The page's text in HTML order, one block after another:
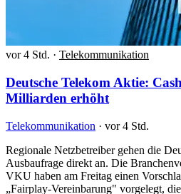
vor 4 Std. · Telekommunikation
Deutsche Telekom Aktie:
Milliarden erhöht
Telekommunikation · vor 4 Std.
Regionale Netzbetreiber gehen die
Ausbaufrage direkt an. Die
VKU haben am Freitag einen
„Fairplay-Vereinbarung" vorgelegt,